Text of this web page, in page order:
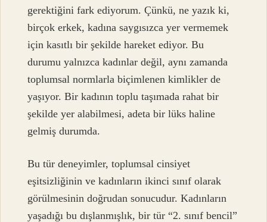
gerektiğini fark ediyorum. Çünkü, ne yazık ki,
birçok erkek, kadına saygısızca yer vermemek
için kasıtlı bir şekilde hareket ediyor. Bu
durumu yalnızca kadınlar değil, aynı zamanda
toplumsal normlarla biçimlenen kimlikler de
yaşıyor. Bir kadının toplu taşımada rahat bir
şekilde yer alabilmesi, adeta bir lüks haline
gelmiş durumda.
Bu tür deneyimler, toplumsal cinsiyet
eşitsizliğinin ve kadınların ikinci sınıf olarak
görülmesinin doğrudan sonucudur. Kadınların
yaşadığı bu dışlanmışlık, bir tür “2. sınıf bencil”